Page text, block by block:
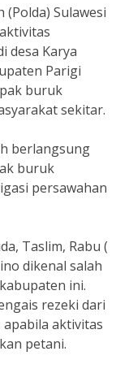
(Polda) Sulawesi
desa Karya
Parigi
buruk
sekitar.
berlangsung
buruk
persawahan
Taslim, Rabu (
dikenal salah
ini.
rezeki dari
aktivitas
petani.